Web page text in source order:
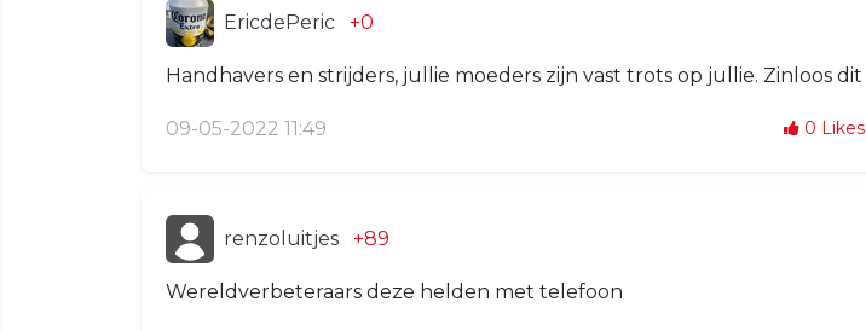
EricdePeric +0
Handhavers en strijders, jullie moeders zijn vast trots op jullie. Zinloos dit
09-05-2022 11:49 0 Likes
renzoluitjes +89
Wereldverbeteraars deze helden met telefoon